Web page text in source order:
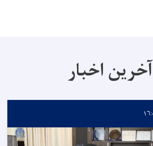
آخرین اخبار